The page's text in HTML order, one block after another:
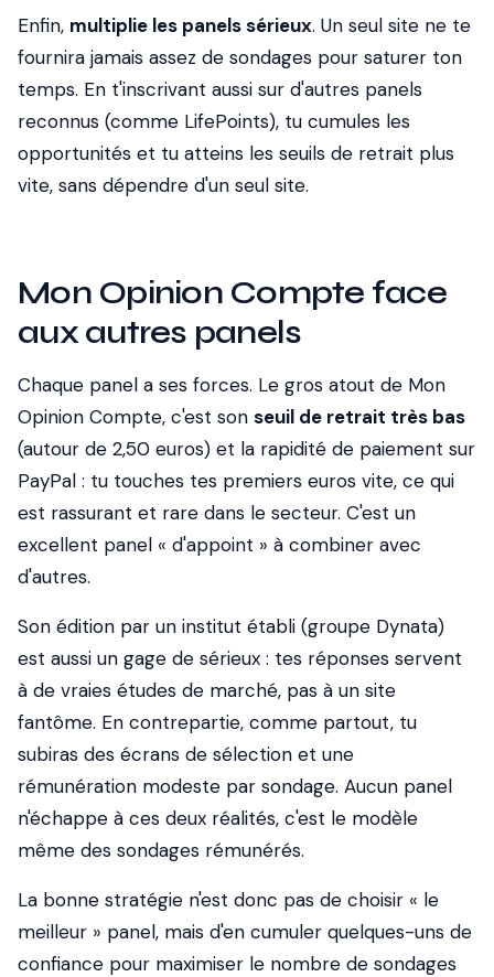
Enfin, multiplie les panels sérieux. Un seul site ne te
fournira jamais assez de sondages pour saturer ton
temps. En t'inscrivant aussi sur d'autres panels
reconnus (comme LifePoints), tu cumules les
opportunités et tu atteins les seuils de retrait plus
vite, sans dépendre d'un seul site.
Mon Opinion Compte face
aux autres panels
Chaque panel a ses forces. Le gros atout de Mon
Opinion Compte, c'est son seuil de retrait très bas
(autour de 2,50 euros) et la rapidité de paiement sur
PayPal : tu touches tes premiers euros vite, ce qui
est rassurant et rare dans le secteur. C'est un
excellent panel « d'appoint » à combiner avec
d'autres.
Son édition par un institut établi (groupe Dynata)
est aussi un gage de sérieux : tes réponses servent
à de vraies études de marché, pas à un site
fantôme. En contrepartie, comme partout, tu
subiras des écrans de sélection et une
rémunération modeste par sondage. Aucun panel
n'échappe à ces deux réalités, c'est le modèle
même des sondages rémunérés.
La bonne stratégie n'est donc pas de choisir « le
meilleur » panel, mais d'en cumuler quelques-uns de
confiance pour maximiser le nombre de sondages